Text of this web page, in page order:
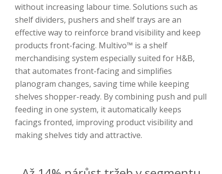
without increasing labour time. Solutions such as
shelf dividers, pushers and shelf trays are an
effective way to reinforce brand visibility and keep
products front-facing. Multivo™ is a shelf
merchandising system especially suited for H&B,
that automates front-facing and simplifies
planogram changes, saving time while keeping
shelves shopper-ready. By combining push and pull
feeding in one system, it automatically keeps
facings fronted, improving product visibility and
making shelves tidy and attractive.